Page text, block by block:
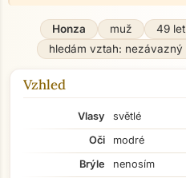
Honza muž 49 let
hledám vztah: nezávazný
Vzhled
Vlasy
světlé
Oči
modré
Brýle
nenosím